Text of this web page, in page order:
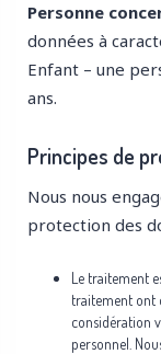
Personne
données à
Enfant – une
ans.
Principes de
Nous nous
protection des
Le traitement
traitement ont
considération
personnel.